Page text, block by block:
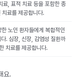
료, 표적 치료 등을 포함한 종
치료를 제공합니다.
노인 환자들에게 복합적인
. 심장, 신장, 감염성 질환까
치료를 제공합니다.
요.